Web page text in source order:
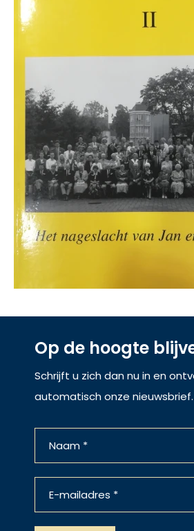
Op de hoogte
Schrijft u zich dan nu in en
automatisch onze nieuwsbrief.